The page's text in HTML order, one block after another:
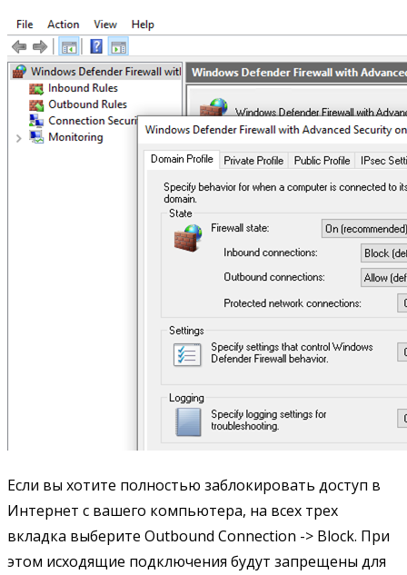
Если вы хотите полностью заблокировать доступ в
Интернет с вашего компьютера, на всех трех
вкладка выберите Outbound Connection -> Block. При
этом исходящие подключения будут запрещены для